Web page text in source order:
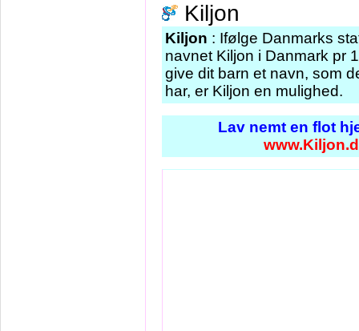
Kiljon
Kiljon : Ifølge Danmarks
navnet Kiljon i Danmark pr
give dit barn et navn, som
har, er Kiljon en mulighed.
Lav nemt en flot